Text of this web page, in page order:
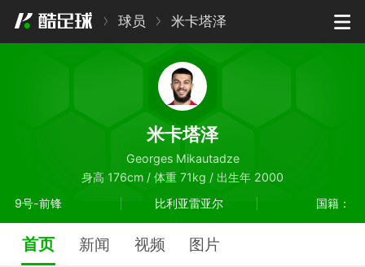
球员 米卡塔泽
米卡塔泽
Georges Mikautadze
身高 176cm / 体重 71kg / 出生年 2000
9号-前锋
比利亚雷亚尔 国籍：
首页 新闻 视频 图片